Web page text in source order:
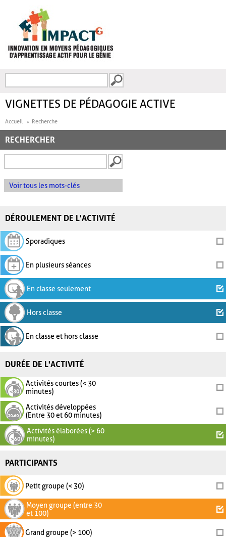
FORMULAIRE DE
VIGNETTES DE PÉDAGOGIE ACTIVE
Accueil Recherche
RECHERCHER
Voir tous les mots-clés
DÉROULEMENT DE L'ACTIVITÉ
Sporadiques
En plusieurs séances
En classe seulement
Hors classe
En classe et hors classe
DURÉE DE L'ACTIVITÉ
Activités courtes (< 30
minutes)
Activités développées
(Entre 30 et 60 minutes)
Activités élaborées (> 60
minutes)
PARTICIPANTS
Petit groupe (< 30)
Moyen groupe (entre 30
et 100)
Grand groupe (> 100)